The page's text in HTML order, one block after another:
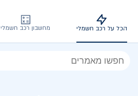
הכל על רכב חשמלי מחשבון רכב חשמלי
הכל